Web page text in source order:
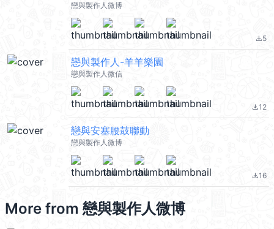
戀與製作人微博
file_download5
戀與製作人-羊羊樂園
戀與製作人微信
file_download12
戀與安塞腰鼓聯動
戀與製作人微博
file_download16
More from 戀與製作人微博